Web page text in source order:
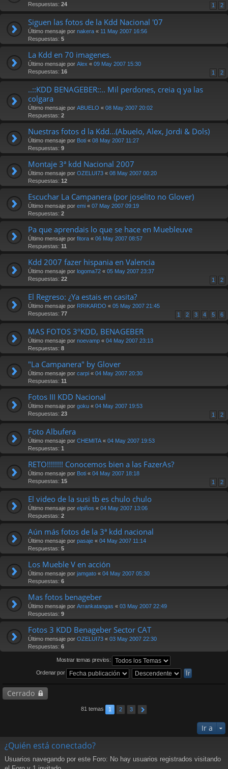
Respuestas: 24 1 2
Siguen las fotos de la Kdd Nacional '07
Último mensaje por nakera « 11 May 2007 16:56
Respuestas: 5
La Kdd en 70 imagenes.
Último mensaje por Alex « 09 May 2007 15:30
Respuestas: 16 1 2
..::KDD BENAGEBER::.. Mil perdones, creia q ya las
colgara
Último mensaje por ABUELO « 08 May 2007 20:02
Respuestas: 2
Nuestras fotos d la Kdd...(Abuelo, Alex, Jordi & Dols)
Último mensaje por Boti « 08 May 2007 11:27
Respuestas: 9
Montaje 3ª kdd Nacional 2007
Último mensaje por OZELUI73 « 08 May 2007 00:20
Respuestas: 12
Escuchar La Campanera (por joselito no Glover)
Último mensaje por emi « 07 May 2007 09:19
Respuestas: 2
Pa que aprendais lo que se hace en Muebleuve
Último mensaje por fitora « 06 May 2007 08:57
Respuestas: 11
Kdd 2007 fazer hispania en Valencia
Último mensaje por logoma72 « 05 May 2007 23:37
Respuestas: 22 1 2
El Regreso: ¿Ya estais en casita?
Último mensaje por RRIKARDO « 05 May 2007 21:45
Respuestas: 77 1 2 3 4 5 6
MAS FOTOS 3ºKDD, BENAGEBER
Último mensaje por noevamp « 04 May 2007 23:13
Respuestas: 8
"La Campanera" by Glover
Último mensaje por carpi « 04 May 2007 20:30
Respuestas: 11
Fotos III KDD Nacional
Último mensaje por goku « 04 May 2007 19:53
Respuestas: 23 1 2
Foto Albufera
Último mensaje por CHEMITA « 04 May 2007 19:53
Respuestas: 1
RETO!!!!!!!! Conocemos bien a las FazerAs?
Último mensaje por Boti « 04 May 2007 18:18
Respuestas: 15 1 2
El video de la susi tb es chulo chulo
Último mensaje por elpiños « 04 May 2007 13:06
Respuestas: 2
Aún más fotos de la 3ª kdd nacional
Último mensaje por pasaje « 04 May 2007 11:14
Respuestas: 5
Los Mueble V en acción
Último mensaje por jamgato « 04 May 2007 05:30
Respuestas: 6
Mas fotos benageber
Último mensaje por Arrankatangas « 03 May 2007 22:49
Respuestas: 9
Fotos 3 KDD Benageber Sector CAT
Último mensaje por OZELUI73 « 03 May 2007 22:30
Respuestas: 6
Mostrar temas previos:
Ordenar por
Cerrado
81 temas 1 2 3
Ir a
¿Quién está conectado?
Usuarios navegando por este Foro: No hay usuarios registrados visitando